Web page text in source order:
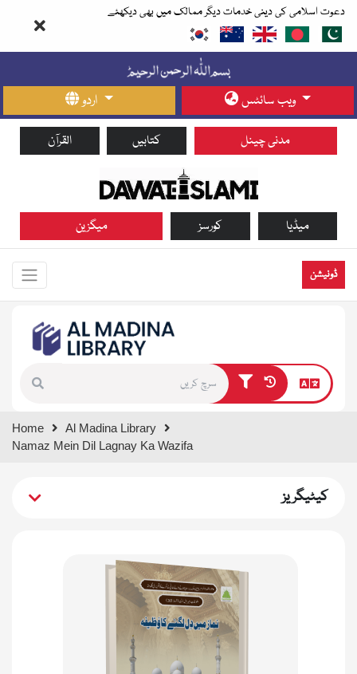
دعوت اسلامی کی دینی خدمات دیگر ممالک میں بھی دیکھئے
اردو ویب سائٹس
القرآن کتابیں مدنی چینل
میگزین کورسز میڈیا
ڈونیشن
results.
Home
Al Madina Library
Namaz Mein Dil Lagnay Ka Wazifa
کیٹیگریز